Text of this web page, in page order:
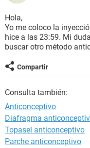
BIENESTAR
SEXUALIDAD
GLOSARIO
Hola,
Yo me coloco la
hice a las 23:59. Mi
buscar otro método
Compartir
Consulta también:
Anticonceptivo
Diafragma
Topasel anticonceptivo
Parche anticonceptivo